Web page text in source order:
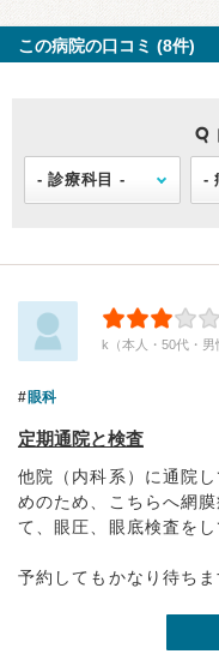
この病院の口コミ (8件)
k（本人・50代・男
眼科
定期通院と検査
他院（内科系）に通院
めのため、こちらへ網
て、眼圧、眼底検査をし
予約してもかなり待ち